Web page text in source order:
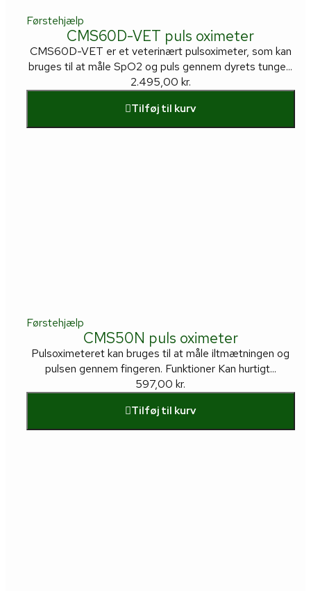
Førstehjælp
CMS60D-VET puls oximeter
CMS60D-VET er et veterinært pulsoximeter, som kan
bruges til at måle SpO2 og puls gennem dyrets tunge...
2.495,00 kr.
Tilføj til kurv
Førstehjælp
CMS50N puls oximeter
Pulsoximeteret kan bruges til at måle iltmætningen og
pulsen gennem fingeren. Funktioner Kan hurtigt...
597,00kr.
Tilføj til kurv